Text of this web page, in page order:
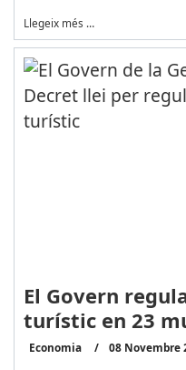
Llegeix més …
El Govern
turístic en 23
Economia 08 Novembre